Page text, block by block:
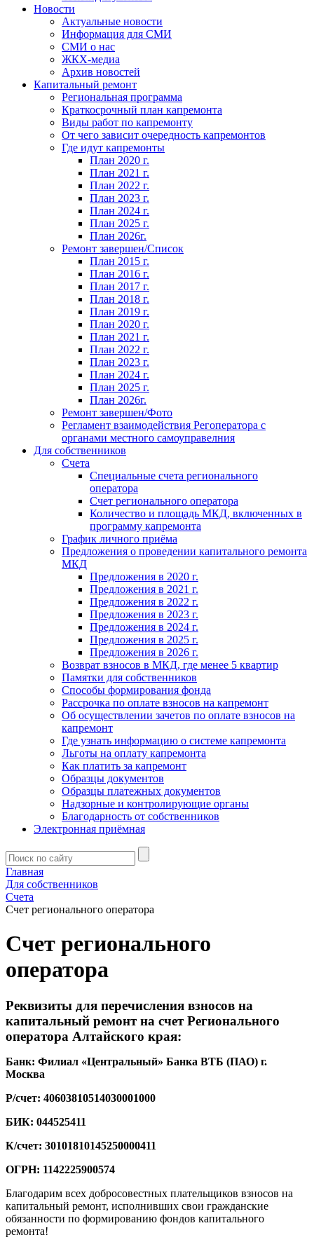
Новости
Актуальные новости
Информация для СМИ
СМИ о нас
ЖКХ-медиа
Архив новостей
Капитальный ремонт
Региональная программа
Краткосрочный план капремонта
Виды работ по капремонту
От чего зависит очередность капремонтов
Где идут капремонты
План 2020 г.
План 2021 г.
План 2022 г.
План 2023 г.
План 2024 г.
План 2025 г.
План 2026г.
Ремонт завершен/Список
План 2015 г.
План 2016 г.
План 2017 г.
План 2018 г.
План 2019 г.
План 2020 г.
План 2021 г.
План 2022 г.
План 2023 г.
План 2024 г.
План 2025 г.
План 2026г.
Ремонт завершен/Фото
Регламент взаимодействия Регоператора с
органами местного самоуправелния
Для собственников
Счета
Специальные счета регионального
оператора
Счет регионального оператора
Количество и площадь МКД, включенных в
программу капремонта
График личного приёма
Предложения о проведении капитального ремонта
МКД
Предложения в 2020 г.
Предложения в 2021 г.
Предложения в 2022 г.
Предложения в 2023 г.
Предложения в 2024 г.
Предложения в 2025 г.
Предложения в 2026 г.
Возврат взносов в МКД, где менее 5 квартир
Памятки для собственников
Способы формирования фонда
Рассрочка по оплате взносов на капремонт
Об осуществлении зачетов по оплате взносов на
капремонт
Где узнать информацию о системе капремонта
Льготы на оплату капремонта
Как платить за капремонт
Образцы документов
Образцы платежных документов
Надзорные и контролирующие органы
Благодарность от собственников
Электронная приёмная
Главная
Для собственников
Счета
Счет регионального оператора
Счет регионального
оператора
Реквизиты для перечисления взносов на
капитальный ремонт на счет Регионального
оператора Алтайского края:
Банк: Филиал «Центральный» Банка ВТБ (ПАО) г.
Москва
Р/счет: 40603810514030001000
БИК: 044525411
К/счет: 30101810145250000411
ОГРН: 1142225900574
Благодарим всех добросовестных плательщиков взносов на
капитальный ремонт, исполнивших свои гражданские
обязанности по формированию фондов капитального
ремонта!